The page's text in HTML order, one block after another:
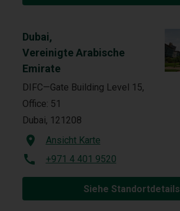
Dubai,
Vereinigte Arabische
Emirate
DIFC—Gate Building Level 15,
Office: 51
Dubai, 121208
Ansicht Karte
+971 4 401 9520
Siehe Standortdetails